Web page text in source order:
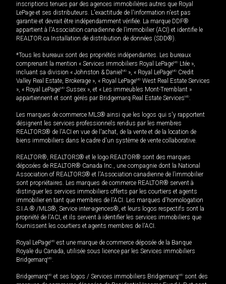
inscriptions tenues par des agences immobilières autres que Royal
LePage et ses distributeurs. L'exactitude de l'information n'est pas
garantie et devrait être indépendamment vérifiée. La marque DDF®
appartient à l'Association canadienne de l’immobilier (ACI) et identifie le
REALTOR.ca Installation de distribution de données (SDD®).
*Tous les bureaux sont des propriétés indépendantes. Les bureaux
comprenant la mention « Services immobiliers Royal LePageMD Ltée »,
incluant sa division « Johnston & Daniel MD », « Royal LePageMD Credit
Valley Real Estate, Brokerage », « Royal LePageMD West Real Estate Services
», « Royal LePageMD Sussex », et « Les immeubles Mont-Tremblant »
appartiennent et sont gérés par Bridgemarq Real Estate ServicesMD.
Les marques de commerce MLS® ainsi que les logos qui s'y rapportent
désignent les services professionnels rendus par les membres
REALTORS® de l'ACI en vue de l'achat, de la vente et de la location de
biens immobiliers dans le cadre d'un système de vente collaborative.
REALTOR®, REALTORS® et le logo REALTOR® sont des marques
déposées de REALTOR® Canada Inc., une compagnie dont la National
Association of REALTORS® et l'Association canadienne de l’immobilier
sont propriétaires. Les marques de commerce REALTOR® servent à
distinguer les services immobiliers offerts par les courtiers et agents
immobilier en tant que membres de l'ACI. Les marques d'homologation
S.I.A.® /MLS®, Service inter-agences®, et leurs logos respectifs sont la
propriété de l'ACI, et ils servent à identifier les services immobiliers que
fournissent les courtiers et agents membres de l'ACI.
Royal LePageMD est une marque de commerce déposée de la Banque
Royale du Canada, utilisée sous licence par les Services immobiliers
BridgemarqMD.
BridgemarqMD et ses logos / Services immobiliers BridgemarqMD sont des